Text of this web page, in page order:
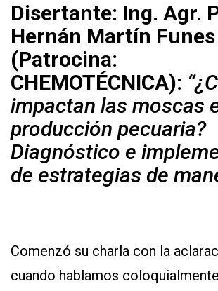
Disertante: Ing. Agr.
Hernán Martín Funes
(Patrocina:
CHEMOTÉCNICA):
impactan las moscas
producción pecuaria?
Diagnóstico e
de estrategias de
Comenzó su charla con la
cuando hablamos